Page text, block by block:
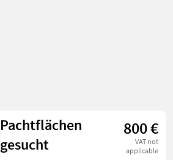
Pachtflächen
gesucht
800 €
VAT not
applicable